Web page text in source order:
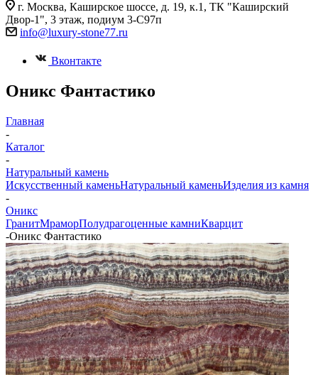
г. Москва, Каширское шоссе, д. 19, к.1, ТК "Каширский
Двор-1", 3 этаж, подиум 3-С97п
info@luxury-stone77.ru
Вконтакте
Оникс Фантастико
Главная
-
Каталог
-
Натуральный камень
Искусственный каменьНатуральный каменьИзделия из камня
-
Оникс
ГранитМраморПолудрагоценные камниКварцит
-Оникс Фантастико